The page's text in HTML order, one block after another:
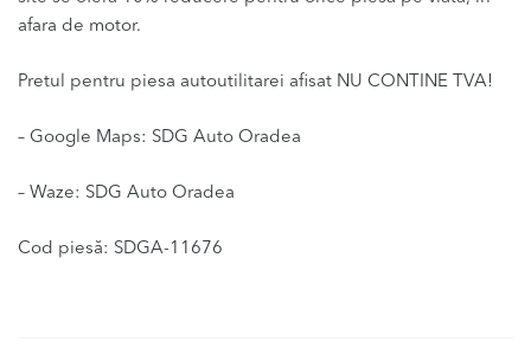
afara de motor.
Pretul pentru piesa autoutilitarei afisat NU CONTINE TVA!
– Google Maps: SDG Auto Oradea
– Waze: SDG Auto Oradea
Cod piesă: SDGA-11676